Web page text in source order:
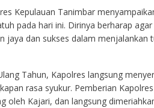
Kepulauan Tanimbar
pada hari ini. Dirinya berharap
jaya dan sukses dalam menjalankan
Tahun, Kapolres langsung
rasa syukur. Pemberian
oleh Kajari, dan langsung